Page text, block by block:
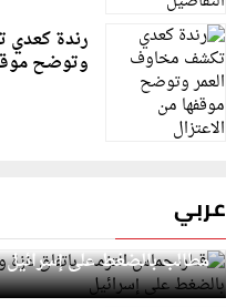
رندة كعدي
وتوضح
عربي
قطر: حماس التزمت باتفاق
مطالب بالضغط على إسرائيل